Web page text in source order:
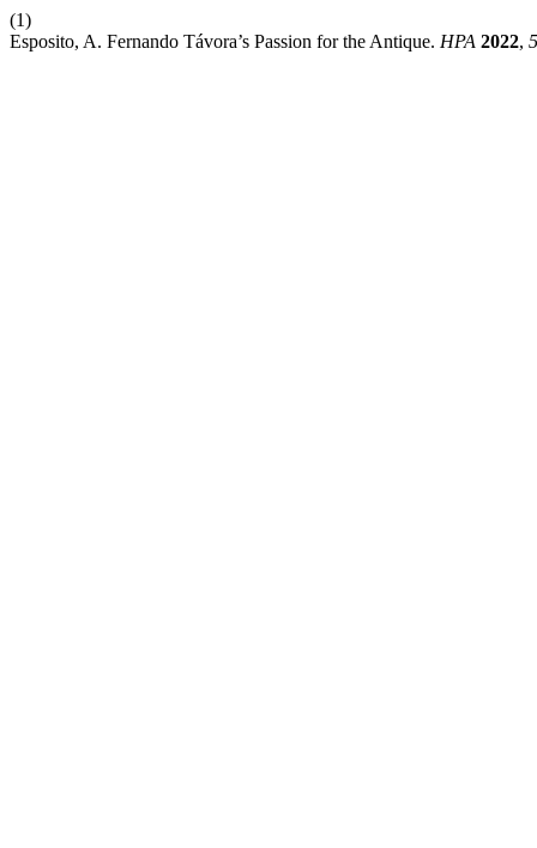
(1)
Esposito, A. Fernando Távora’s Passion for the Antique. HPA 2022, 5